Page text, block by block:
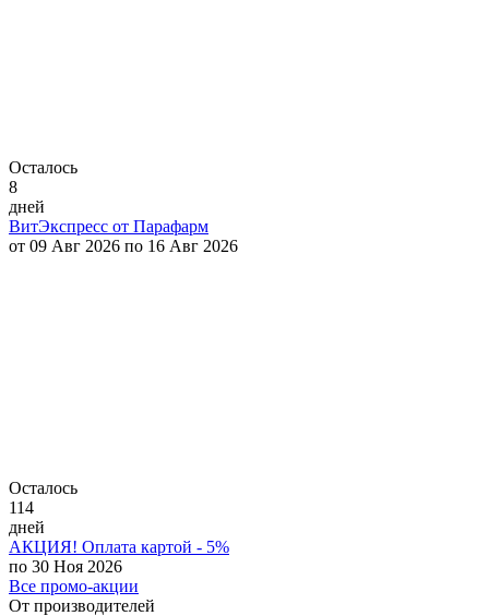
Осталось
8
дней
ВитЭкспресс от Парафарм
от 09 Авг 2026 по 16 Авг 2026
Осталось
114
дней
АКЦИЯ! Оплата картой - 5%
по 30 Ноя 2026
Все промо-акции
От производителей